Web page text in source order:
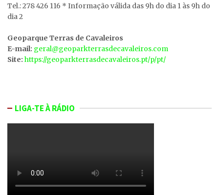
Tel.: 278 426 116 * Informação válida das 9h do dia 1 às 9h do
dia 2
Geoparque Terras de Cavaleiros
E-mail: geral@geoparkterrasdecavaleiros.com
Site: https://geoparkterrasdecavaleiros.pt/p/pt/
LIGA-TE À RÁDIO